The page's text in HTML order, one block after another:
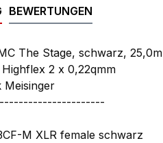
BEWERTUNGEN
The Stage, schwarz, 25,0m
2 x 0,22qmm
M XLR female schwarz